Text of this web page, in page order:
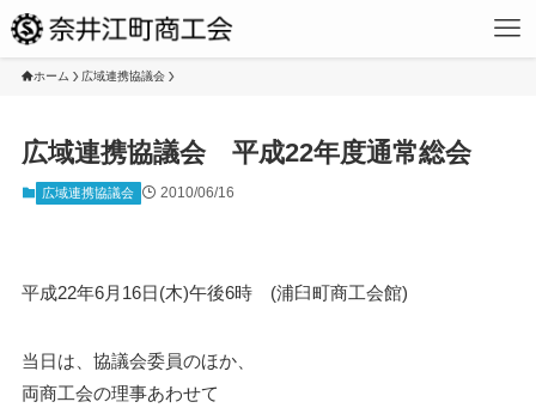
ホーム 広域連携協議会
広域連携協議会 平成22年度通常総会
広域連携協議会 2010/06/16
平成22年6月16日(木)午後6時 (浦臼町商工会館)
当日は、協議会委員のほか、
両商工会の理事あわせて